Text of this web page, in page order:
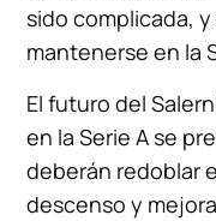
sido complicada,
mantenerse en la
El futuro del
en la Serie A se
deberán redoblar
descenso y